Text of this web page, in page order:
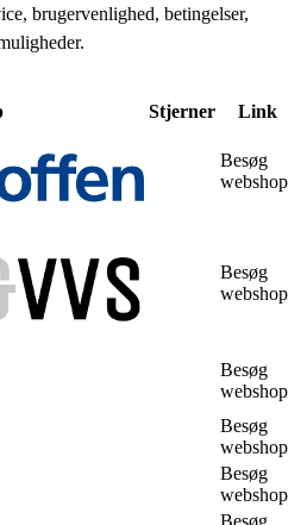
brugervenlighed, betingelser,
Stjerner Link
Besøg
webshop
Besøg
webshop
Besøg
webshop
Besøg
webshop
Besøg
webshop
Besøg